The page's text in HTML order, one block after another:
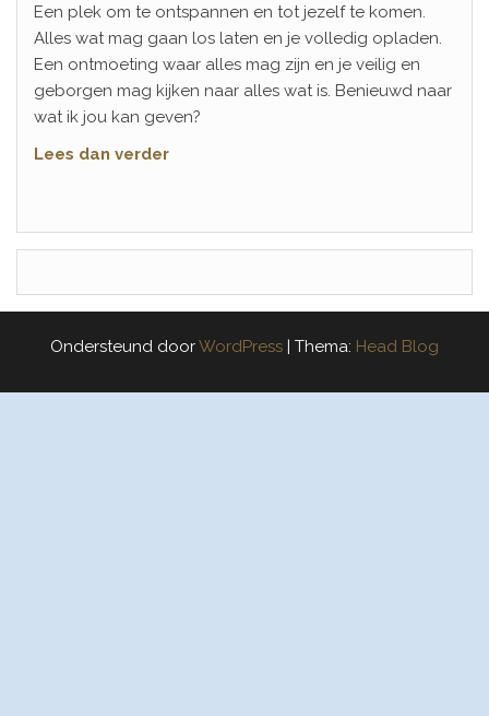
Een plek om te ontspannen en tot jezelf te komen.
Alles wat mag gaan los laten en je volledig opladen.
Een ontmoeting waar alles mag zijn en je veilig en
geborgen mag kijken naar alles wat is. Benieuwd naar
wat ik jou kan geven?
Lees dan verder
Ondersteund doorWordPress | Thema: Head Blog